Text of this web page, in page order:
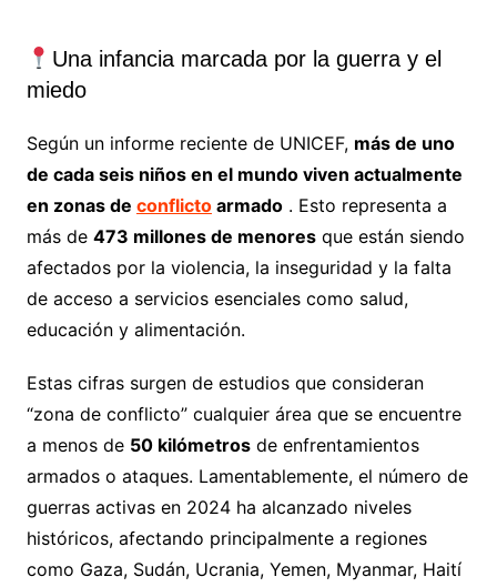
Una infancia marcada por la guerra y el
miedo
Según un informe reciente de UNICEF, más de uno
de cada seis niños en el mundo viven actualmente
en zonas de conflictoarmado. Esto representa a
más de 473 millones de menoresque están siendo
afectados por la violencia, la inseguridad y la falta
de acceso a servicios esenciales como salud,
educación y alimentación.
Estas cifras surgen de estudios que consideran
“zona de conflicto” cualquier área que se encuentre
a menos de 50 kilómetrosde enfrentamientos
armados o ataques. Lamentablemente, el número de
guerras activas en 2024 ha alcanzado niveles
históricos, afectando principalmente a regiones
como Gaza, Sudán, Ucrania, Yemen, Myanmar, Haití